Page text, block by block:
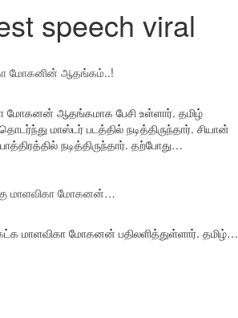
speech viral
மோகனின் ஆதங்கம்..!
மோகனன் ஆதங்கமாக பேசி உள்ளார். தமிழ்
மாஸ்டர் படத்தில் நடித்திருந்தார். சியான்
நடித்திருந்தார். தற்போது…
மாளவிகா மோகனன்…
மாளவிகா மோகனன் பதிலளித்துள்ளார். தமிழ்…